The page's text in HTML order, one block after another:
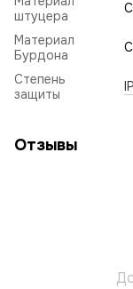
штуцера
Материал
Бурдона
Степень
защиты
Отзывы